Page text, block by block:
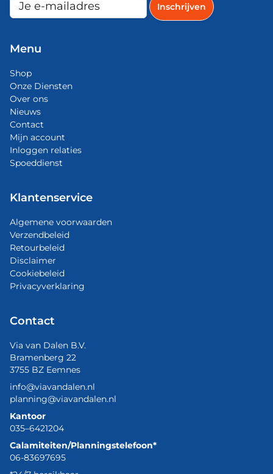
Menu
Shop
Onze Diensten
Over ons
Nieuws
Contact
Mijn account
Inloggen relaties
Spoeddienst
Klantenservice
Algemene voorwaarden
Verzendbeleid
Retourbeleid
Disclaimer
Cookiebeleid
Privacyverklaring
Contact
Via van Dalen B.V.
Bramenberg 22
3755 BZ Eemnes
info@viavandalen.nl
planning@viavandalen.nl
Kantoor
035–6421204
Calamiteiten/Planningstelefoon*
06-83697695